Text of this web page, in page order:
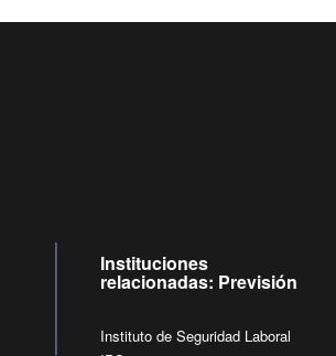
Instituciones
relacionadas: Previsión
Instituto de Seguridad Laboral